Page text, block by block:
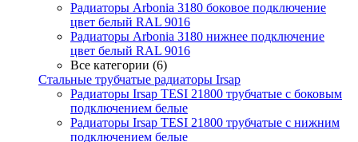
Радиаторы Arbonia 3180 боковое подключение
цвет белый RAL 9016
Радиаторы Arbonia 3180 нижнее подключение
цвет белый RAL 9016
Все категории (6)
Стальные трубчатые радиаторы Irsap
Радиаторы Irsap TESI 21800 трубчатые с боковым
подключением белые
Радиаторы Irsap TESI 21800 трубчатые с нижним
подключением белые